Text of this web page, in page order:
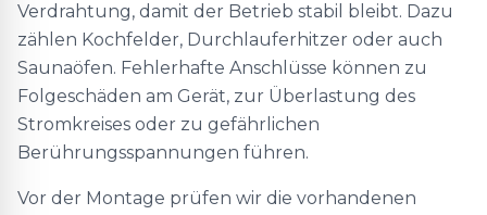
Verdrahtung, damit der Betrieb stabil bleibt. Dazu
zählen Kochfelder, Durchlauferhitzer oder auch
Saunaöfen. Fehlerhafte Anschlüsse können zu
Folgeschäden am Gerät, zur Überlastung des
Stromkreises oder zu gefährlichen
Berührungsspannungen führen.
Vor der Montage prüfen wir die vorhandenen